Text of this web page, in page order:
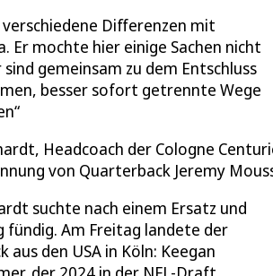
verschiedene Differenzen mit
Er mochte hier einige Sachen nicht
sind gemeinsam zu dem Entschluss
besser sofort getrennte Wege
Headcoach der Cologne
von Quarterback Jeremy
suchte nach einem Ersatz und
fündig. Am Freitag landete der
aus den USA in Köln: Keegan